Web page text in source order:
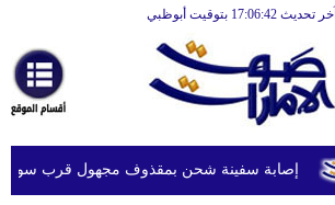
آخر تحديث 17:06:42 بتوقيت أبوظبي
أخبارعاجلة
رياضة
ثقافة
إصابة سفينة شحن بمقذوف مجهول قرب سواحل